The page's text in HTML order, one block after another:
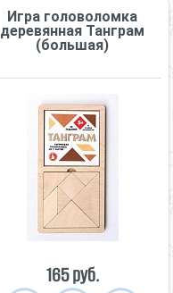
Игра головоломка
деревянная Танграм
(большая)
165 руб.